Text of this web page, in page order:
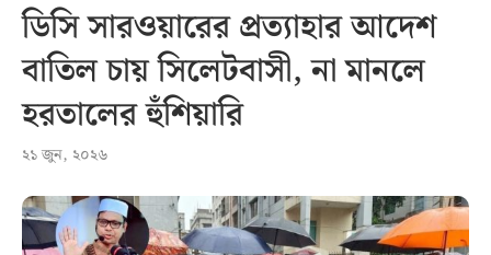
ডিসি সারওয়ারের প্রত্যাহার আদেশ
বাতিল চায় সিলেটবাসী, না মানলে
হরতালের হুঁশিয়ারি
২১ জুন, ২০২৬